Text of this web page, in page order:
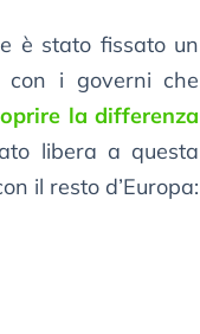
è stato fissato un
con i governi che
la differenza
libera a questa
il resto d’Europa: